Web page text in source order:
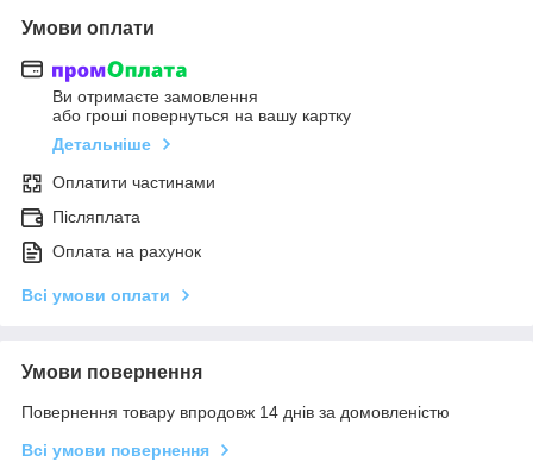
Умови оплати
Ви отримаєте замовлення
або гроші повернуться на вашу картку
Детальніше
Оплатити частинами
Післяплата
Оплата на рахунок
Всі умови оплати
Умови повернення
Повернення товару впродовж 14 днів за домовленістю
Всі умови повернення